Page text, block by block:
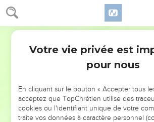
Esaïe 59
l'innocence] et il s'est étonné que
la brèche ; c'est pourquoi son bras l'a
justice l'a soutenu.
Car il s'est revêtu de la justice comme
casque du salut a été sur sa tête ; il s'est
jalousie comme d'un manteau.
Comme pour les rétributions, et
veut rendre la pareille, [savoir] la fureur à
Votre vie privée est
pour nous
En cliquant sur le bouton « Accepter tous
acceptez que TopChrétien utilise des
cookies ou l'identifiant unique de votre
traite vos données à caractère personnel